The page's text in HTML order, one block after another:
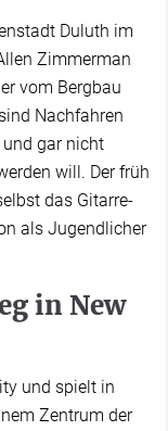
Duluth im
Zimmerman
vom Bergbau
Nachfahren
gar nicht
will. Der früh
das Gitarre-
als Jugendlicher
in New
und spielt in
Zentrum der